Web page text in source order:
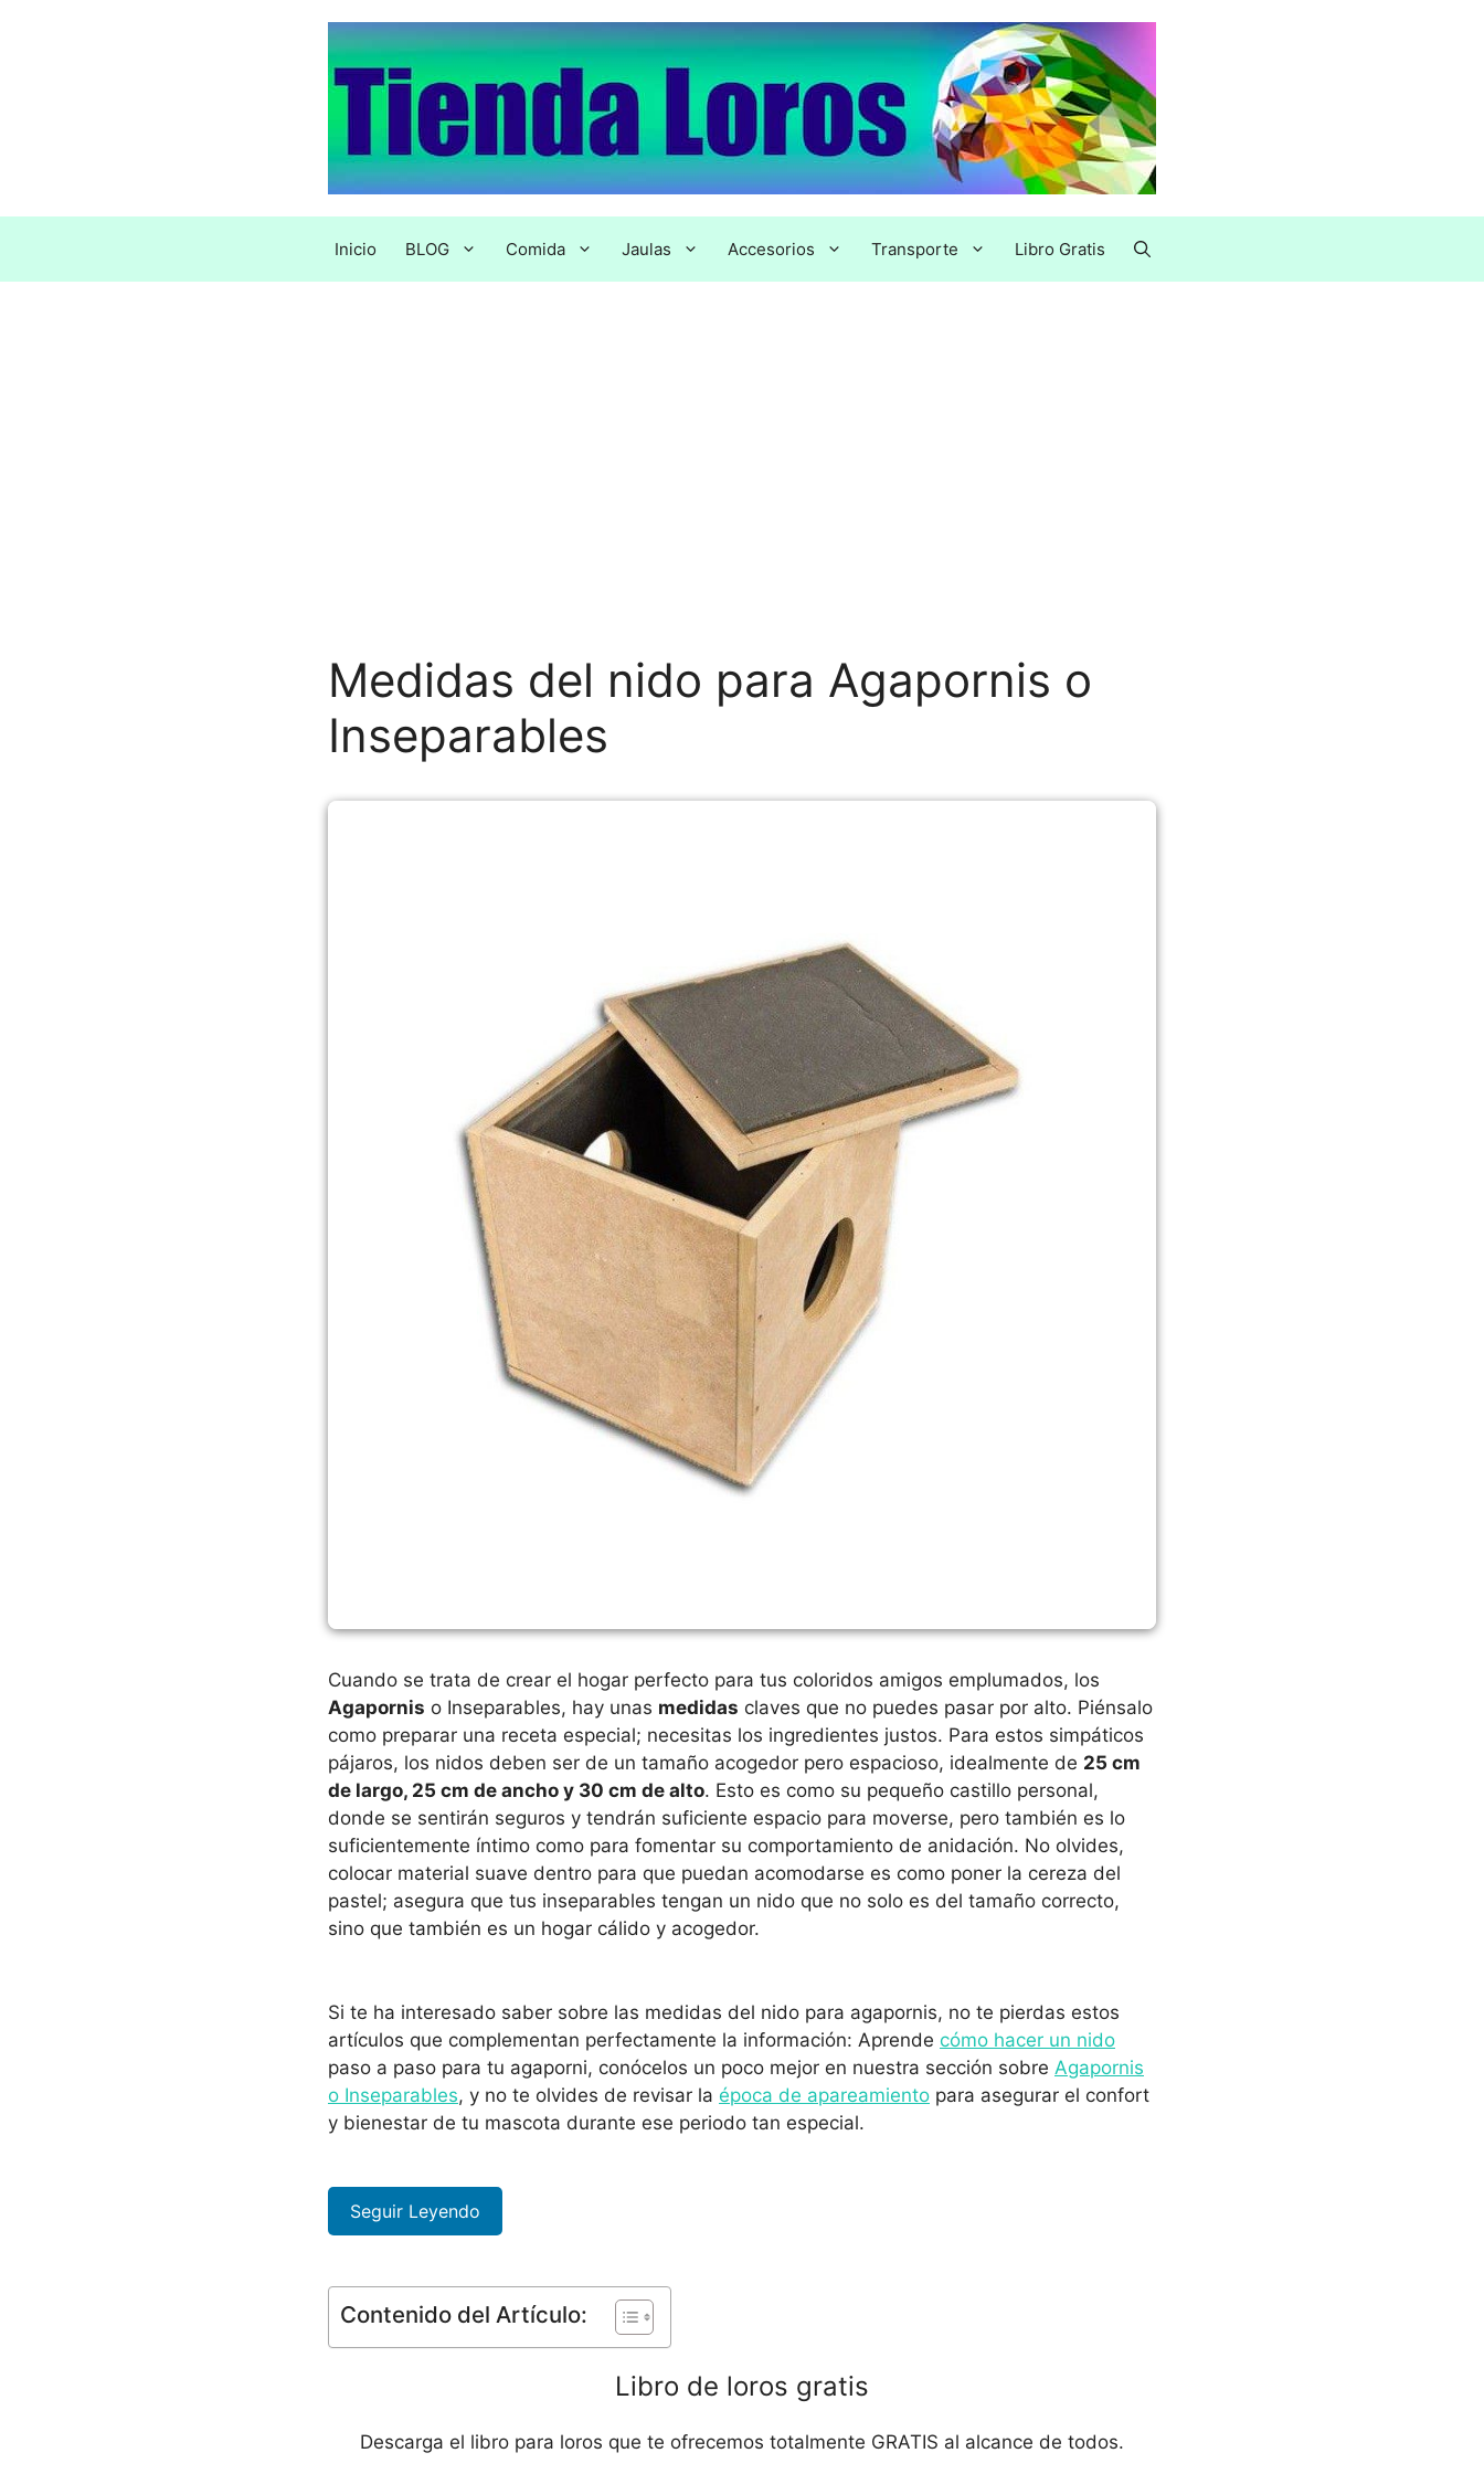
Inicio BLOG Comida Jaulas Accesorios Transporte Libro Gratis
Medidas del nido para Agapornis o
Inseparables
Cuando se trata de crear el hogar perfecto para tus coloridos amigos emplumados, los
Agapornis o Inseparables, hay unas medidas claves que no puedes pasar por alto. Piénsalo
como preparar una receta especial; necesitas los ingredientes justos. Para estos simpáticos
pájaros, los nidos deben ser de un tamaño acogedor pero espacioso, idealmente de 25 cm
de largo, 25 cm de ancho y 30 cm de alto. Esto es como su pequeño castillo personal,
donde se sentirán seguros y tendrán suficiente espacio para moverse, pero también es lo
suficientemente íntimo como para fomentar su comportamiento de anidación. No olvides,
colocar material suave dentro para que puedan acomodarse es como poner la cereza del
pastel; asegura que tus inseparables tengan un nido que no solo es del tamaño correcto,
sino que también es un hogar cálido y acogedor.
Si te ha interesado saber sobre las medidas del nido para agapornis, no te pierdas estos
artículos que complementan perfectamente la información: Aprende cómo hacer un nido
paso a paso para tu agaporni, conócelos un poco mejor en nuestra sección sobre Agapornis
o Inseparables, y no te olvides de revisar la época de apareamiento para asegurar el confort
y bienestar de tu mascota durante ese periodo tan especial.
Seguir Leyendo
Contenido del Artículo:
Libro de loros gratis
Descarga el libro para loros que te ofrecemos totalmente GRATIS al alcance de todos.